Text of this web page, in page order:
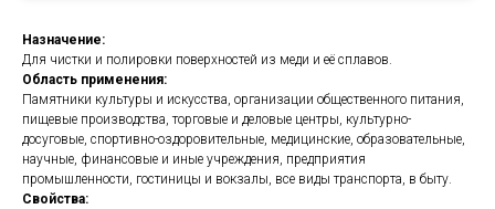
Назначение:
Для чистки и полировки поверхностей из меди и её сплавов.
Область применения:
Памятники культуры и искусства, организации общественного питания,
пищевые производства, торговые и деловые центры, культурно-
досуговые, спортивно-оздоровительные, медицинские, образовательные,
научные, финансовые и иные учреждения, предприятия
промышленности, гостиницы и вокзалы, все виды транспорта, в быту.
Свойства: